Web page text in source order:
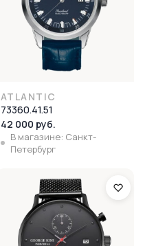
ATLANTIC
73360.41.51
42 000 руб.
В магазине: Санкт-
Петербург